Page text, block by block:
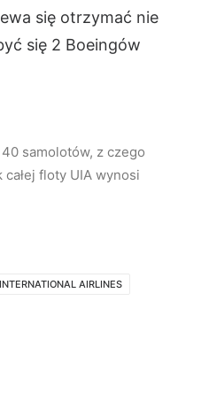
się otrzymać nie
się 2 Boeingów
samolotów, z czego
floty UIA wynosi
AIRLINES